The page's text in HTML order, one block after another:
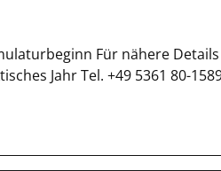
Für nähere
Jahr Tel. +49 5361 80-